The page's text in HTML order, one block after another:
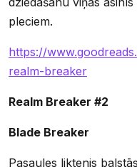
pleciem.
https://
realm-breaker
Realm Breaker #2
Blade Breaker
Pasaules liktenis